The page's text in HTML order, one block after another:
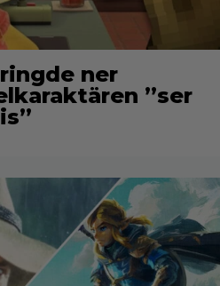
ner
”ser